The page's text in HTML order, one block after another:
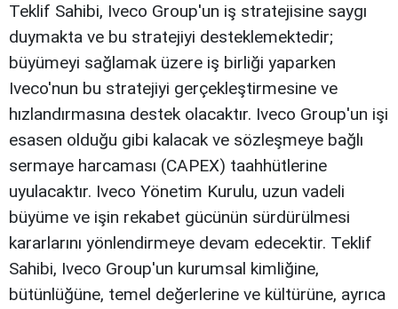
Teklif Sahibi, Iveco Group'un iş stratejisine saygı
duymakta ve bu stratejiyi desteklemektedir;
büyümeyi sağlamak üzere iş birliği yaparken
Iveco'nun bu stratejiyi gerçekleştirmesine ve
hızlandırmasına destek olacaktır. Iveco Group'un işi
esasen olduğu gibi kalacak ve sözleşmeye bağlı
sermaye harcaması (CAPEX) taahhütlerine
uyulacaktır. Iveco Yönetim Kurulu, uzun vadeli
büyüme ve işin rekabet gücünün sürdürülmesi
kararlarını yönlendirmeye devam edecektir. Teklif
Sahibi, Iveco Group'un kurumsal kimliğine,
bütünlüğüne, temel değerlerine ve kültürüne, ayrıca